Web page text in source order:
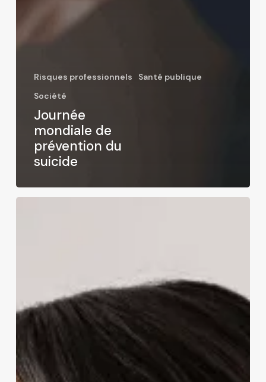
Risques professionnels
Santé publique
Société
Journée
mondiale de
prévention du
suicide